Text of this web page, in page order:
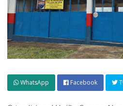
WhatsApp Facebook